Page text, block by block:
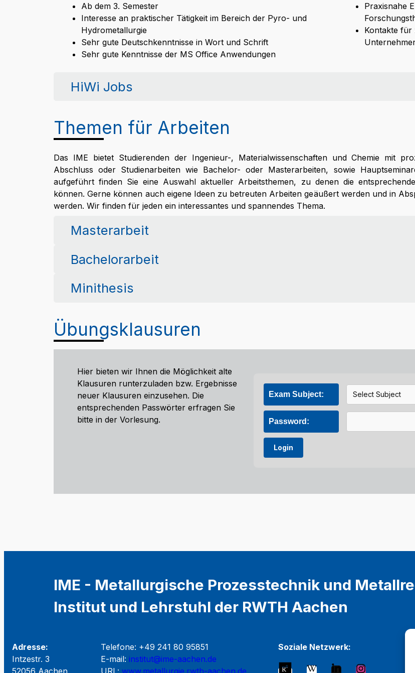
Ab dem 3. Semester
Interesse an praktischer Tätigkeit im Bereich der Pyro- und
Hydrometallurgie
Sehr gute Deutschkenntnisse in Wort und Schrift
Sehr gute Kenntnisse der MS Office Anwendungen
Praxisnahe
Kontakte für
HiWi Jobs
Themen für Arbeiten
Das IME bietet Studierenden der Ingenieur-, Materialwissenschaften und Chemie mit
Abschluss oder Studienarbeiten wie Bachelor- oder Masterarbeiten, sowie
aufgeführt finden Sie eine Auswahl aktueller Arbeitsthemen, zu denen die
können. Gerne können auch eigene Ideen zu betreuten Arbeiten geäußert werden und in
werden. Wir finden für jeden ein interessantes und spannendes Thema.
Masterarbeit
Bachelorarbeit
Minithesis
Übungsklausuren
Hier bieten wir Ihnen die Möglichkeit alte
Klausuren runterzuladen bzw. Ergebnisse
neuer Klausuren einzusehen. Die
entsprechenden Passwörter erfragen Sie
bitte in der Vorlesung.
Exam Subject:
Password:
Login
IME - Metallurgische Prozesstechnik und
Institut und Lehrstuhl der RWTH Aachen
Adresse:
Intzestr. 3
52056 Aachen
Telefone: +49 241 80 95851
E-mail: institut@ime-aachen.de
URL: www.metallurgie.rwth-aachen.de
Soziale Netzwerk: